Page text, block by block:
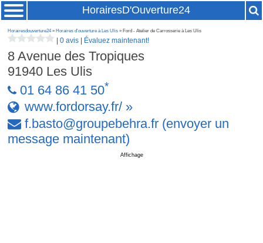
HorairesD'Ouverture24
Horairesdouverture24» Horaires d'ouverture à Les Ulis » Ford - Atelier de Carrosserie à Les Ulis
|0 avis Évaluez maintenant!
8 Avenue des Tropiques
91940 Les Ulis
01 64 86 41 50*
www.fordorsay.fr/ »
f.basto@groupebehra.fr (envoyer un
message maintenant)
Affichage